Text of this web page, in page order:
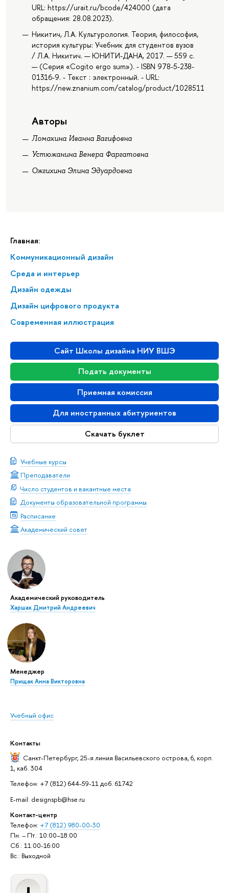
Главная:
Коммуникационный дизайн
Среда и интерьер
Дизайн одежды
Дизайн цифрового продукта
Современная иллюстрация
Сайт Школы дизайна НИУ ВШЭ
Подать документы
Приемная комиссия
Для иностранных абитуриентов
Скачать буклет
Учебные курсы
Преподаватели
Число студентов и вакантные места
Документы образовательной программы
Расписание
Академический совет
Академический руководитель
Харшак Дмитрий Андреевич
Менеджер
Прищак Анна Викторовна
Учебный офис
Контакты
Санкт-Петербург, 25-я линия Васильевского острова, 6, корп.
1, каб. 304
Телефон: +7 (812) 644-59-11 доб. 61742
E-mail: designspb@hse.ru
Контакт-центр
Телефон: +7 (812) 980-00-30
Пн. – Пт.: 10:00–18:00
Сб.: 11:00-16:00
Вс.: Выходной
URL: https://urait.ru/bcode/424000 (дата
обращения: 28.08.2023).
Никитич, Л.А. Культурология. Теория, философия,
история культуры: Учебник для студентов вузов
/ Л.А. Никитич. — ЮНИТИ-ДАНА, 2017. — 559 с.
— (Серия «Cogito ergo sum»). - ISBN 978-5-238-
01316-9. - Текст : электронный. - URL:
https://new.znanium.com/catalog/product/1028511
Авторы
Ломакина Иванна Вагифовна
Устюжанина Венера Фаргатовна
Ожгихина Элина Эдуардовна